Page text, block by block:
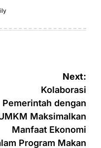
Next:
Kolaborasi
Pemerintah dengan
Maksimalkan
Manfaat Ekonomi
Program Makan